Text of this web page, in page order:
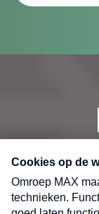
CONTACT